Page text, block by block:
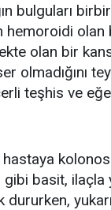
bulguları
hemoroidi
olan bir
olmadığını
teşhis ve
basit,